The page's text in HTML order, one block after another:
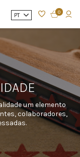
PT 0
um elemento
colaboradores,